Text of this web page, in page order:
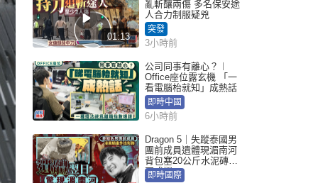
01:13
亂斬釀兩傷 多名保安途
人合力制服疑兇
突發
3小時前
公司同事有離心？︱
Office座位露玄機 「一
看電腦枱就知」成熱話
即時中國
6小時前
Dragon 5｜失蹤泰國男
團前成員遺體現湄南河
背包塞20公斤水泥磚死
因成謎
即時國際